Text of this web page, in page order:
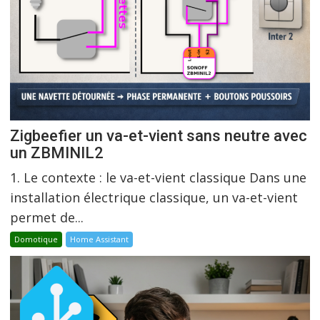
Zigbeefier un va-et-vient sans neutre avec
un ZBMINIL2
1. Le contexte : le va-et-vient classique Dans une
installation électrique classique, un va-et-vient
permet de...
Domotique Home Assistant